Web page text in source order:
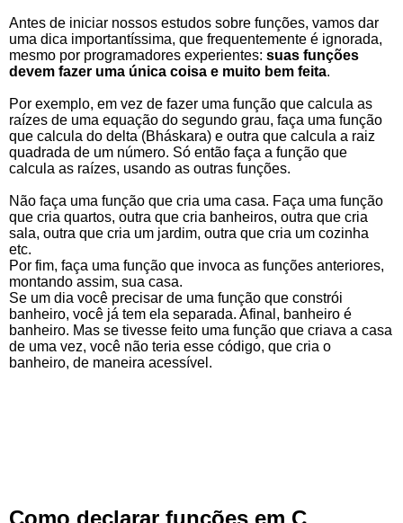
Antes de iniciar nossos estudos sobre funções, vamos dar
uma dica importantíssima, que frequentemente é ignorada,
mesmo por programadores experientes: suas funções
devem fazer uma única coisa e muito bem feita.
Por exemplo, em vez de fazer uma função que calcula as
raízes de uma equação do segundo grau, faça uma função
que calcula do delta (Bháskara) e outra que calcula a raiz
quadrada de um número. Só então faça a função que
calcula as raízes, usando as outras funções.
Não faça uma função que cria uma casa. Faça uma função
que cria quartos, outra que cria banheiros, outra que cria
sala, outra que cria um jardim, outra que cria um cozinha
etc.
Por fim, faça uma função que invoca as funções anteriores,
montando assim, sua casa.
Se um dia você precisar de uma função que constrói
banheiro, você já tem ela separada. Afinal, banheiro é
banheiro. Mas se tivesse feito uma função que criava a casa
de uma vez, você não teria esse código, que cria o
banheiro, de maneira acessível.
Como declarar funções em C